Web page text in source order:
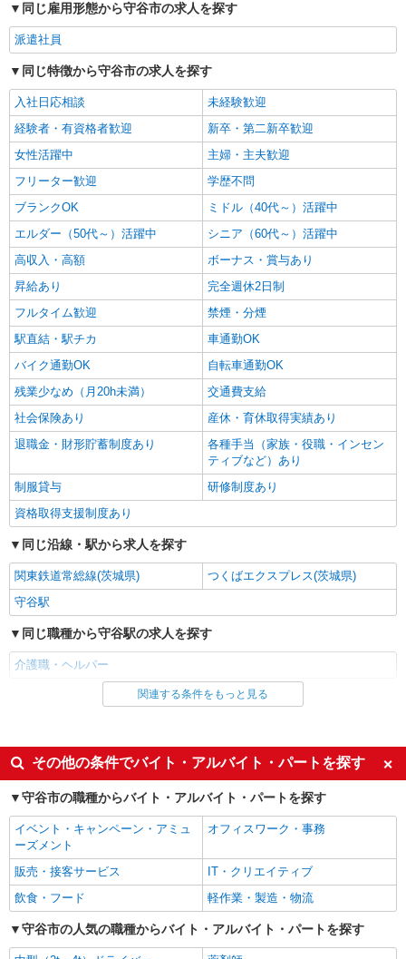
務先から選べます。
未経験：時給1450〜1650円（資格・経験によ
る） 経験者：時給1650〜1850円（資格・経験によ
日）＝32万5600円 ◆昇給あり ◆支払い方法 ※日
払い/週払い/月払い対応も可能です。詳しくは面談
時にご相談ください。 ◆交通費：別途全額支給 ※
当社規定あり
茨城県守谷市 【最寄駅】 ◆各線「守谷駅」 ◆
関東鉄道常総線「新守谷駅」 ◆関東鉄道常総線
「南守谷駅」 ★その他、近隣に多数勤務地ありま
詳細を見る
派遣社員
株式会社kotrio /●SI-H-2067194
守谷駅＊年齢不問◎未経験から安定した業界へ
時給1600円〜2250円 ＜日払い有/週払い有/交
通費全支給(ガソリン代含む)＞
キープ 詳細を見る
同じ雇用形態から守谷市の求人を探す
派遣社員
同じ特徴から守谷市の求人を探す
入社日応相談
未経験歓迎
経験者・有資格者歓迎
新卒・第二新卒歓迎
女性活躍中
主婦・主夫歓迎
フリーター歓迎
学歴不問
ブランクOK
ミドル（40代～）活躍中
エルダー（50代～）活躍中
シニア（60代～）活躍中
高収入・高額
ボーナス・賞与あり
昇給あり
完全週休2日制
フルタイム歓迎
禁煙・分煙
駅直結・駅チカ
車通勤OK
バイク通勤OK
自転車通勤OK
残業少なめ（月20h未満）
交通費支給
社会保険あり
産休・育休取得実績あり
退職金・財形貯蓄制度あり
各種手当（家族・役職・インセン
ティブなど）あり
制服貸与
研修制度あり
資格取得支援制度あり
同じ沿線・駅から求人を探す
関東鉄道常総線(茨城県)
つくばエクスプレス(茨城県)
守谷駅
同じ職種から守谷駅の求人を探す
介護職・ヘルパー
同じ雇用形態から守谷駅の求人を探す
同じ特徴から守谷駅の求人を探す
入社日応相談
未経験歓迎
経験者・有資格者歓迎
新卒・第二新卒歓迎
女性活躍中
フリーター歓迎
学歴不問
ブランクOK
ミドル（40代～）活躍中
エルダー（50代～）活躍中
シニア（60代～）活躍中
高収入・高額
ボーナス・賞与あり
関連する条件をもっと見る
その他の条件でバイト・アルバイト・パートを探す
守谷市の職種からバイト・アルバイト・パートを探す
イベント・キャンペーン・アミュ
ーズメント
オフィスワーク・事務
販売・接客サービス
IT・クリエイティブ
飲食・フード
軽作業・製造・物流
守谷市の人気の職種からバイト・アルバイト・パートを探す